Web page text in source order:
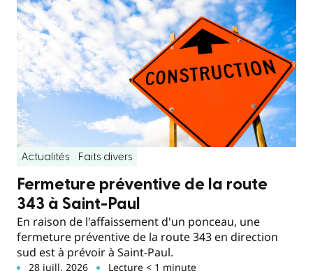
Actualités Faits divers
Fermeture préventive de la route
343 à Saint-Paul
En raison de l'affaissement d'un ponceau, une
fermeture préventive de la route 343 en direction
sud est à prévoir à Saint-Paul.
28 juill. 2026 Lecture < 1 minute